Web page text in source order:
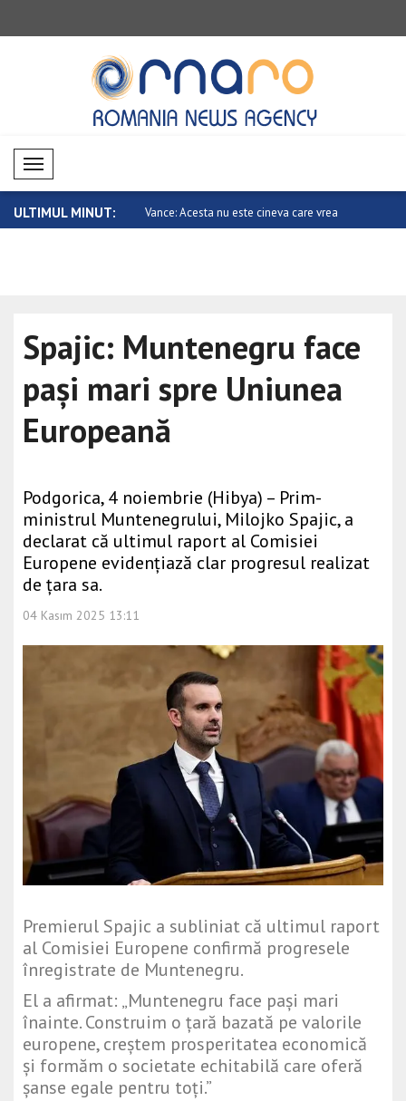
Mobil Menü
ULTIMUL MINUT:
nu este cineva care vrea Metsola: Vom transmite cultura și tradiț..
Spajic: Muntenegru face
pași mari spre Uniunea
Europeană
Podgorica, 4 noiembrie (Hibya) – Prim-
ministrul Muntenegrului, Milojko Spajic, a
declarat că ultimul raport al Comisiei
Europene evidențiază clar progresul realizat
de țara sa.
04 Kasım 2025 13:11
Premierul Spajic a subliniat că ultimul raport
al Comisiei Europene confirmă progresele
înregistrate de Muntenegru.
El a afirmat: „Muntenegru face pași mari
înainte. Construim o țară bazată pe valorile
europene, creștem prosperitatea economică
și formăm o societate echitabilă care oferă
șanse egale pentru toți.”